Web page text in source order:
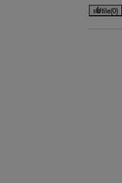
Utile(0)